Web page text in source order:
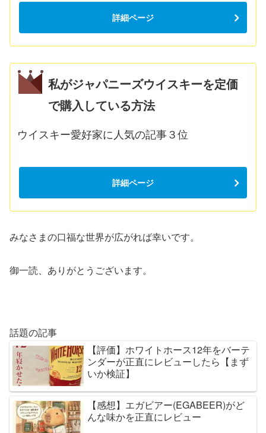
詳細ページ
私がジャパニーズウイスキーを定価
で購入している方法
ウイスキー愛好家に人気の記事３位
詳細ページ
みなさまの口福な世界が広がれば幸いです。
御一読、ありがとうございます。
話題の記事
【評価】ホワイトホース12年をバーテ
ンダーが正直にレビューしたら【まず
いか検証】
【感想】エガビアー(EGABEER)がど
んな味かを正直にレビュー